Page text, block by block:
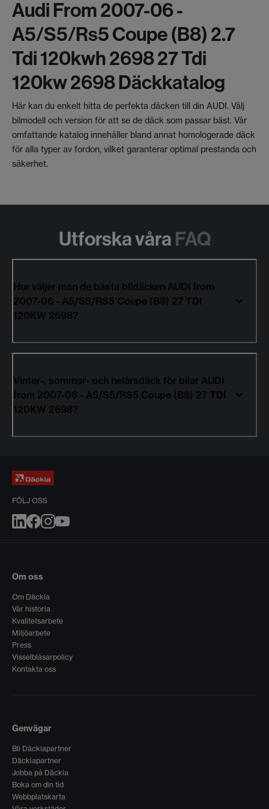
Audi From 2007-06 -
A5/s5/rs5 Coupe (b8) 2.7
Tdi 120kwh 2698 27 Tdi
120kw 2698 Däckkatalog
Här kan du enkelt hitta de perfekta däcken till din AUDI. Välj
bilmodell och version för att se de däck som passar bäst. Vår
omfattande katalog innehåller bland annat homologerade däck
för alla typer av fordon, vilket garanterar optimal prestanda och
säkerhet.
Utforska våra FAQ
Hur väljer man de bästa bildäcken AUDI from
2007-06 - A5/S5/RS5 Coupe (B8) 27 TDI
120KW 2698?
Vinter-, sommar- och helårsdäck för bilar AUDI
from 2007-06 - A5/S5/RS5 Coupe (B8) 27 TDI
120KW 2698?
FÖLJ OSS
Om oss
Om Däckia
Vår historia
Kvalitetsarbete
Miljöarbete
Press
Visselblåsarpolicy
Kontakta oss
Genvägar
Bli Däckiapartner
Däckiapartner
Jobba på Däckia
Boka om din tid
Webbplatskarta